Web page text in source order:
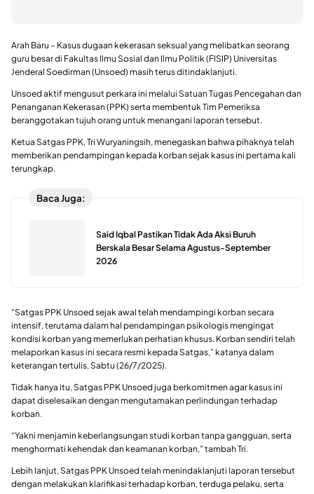
Arah Baru – Kasus dugaan kekerasan seksual yang melibatkan seorang
guru besar di Fakultas Ilmu Sosial dan Ilmu Politik (FISIP) Universitas
Jenderal Soedirman (Unsoed) masih terus ditindaklanjuti.
Unsoed aktif mengusut perkara ini melalui Satuan Tugas Pencegahan dan
Penanganan Kekerasan (PPK) serta membentuk Tim Pemeriksa
beranggotakan tujuh orang untuk menangani laporan tersebut.
Ketua Satgas PPK, Tri Wuryaningsih, menegaskan bahwa pihaknya telah
memberikan pendampingan kepada korban sejak kasus ini pertama kali
terungkap.
Baca Juga:
Said Iqbal Pastikan Tidak Ada Aksi Buruh
Berskala Besar Selama Agustus-September
2026
“Satgas PPK Unsoed sejak awal telah mendampingi korban secara
intensif, terutama dalam hal pendampingan psikologis mengingat
kondisi korban yang memerlukan perhatian khusus. Korban sendiri telah
melaporkan kasus ini secara resmi kepada Satgas,” katanya dalam
keterangan tertulis, Sabtu (26/7/2025).
Tidak hanya itu, Satgas PPK Unsoed juga berkomitmen agar kasus ini
dapat diselesaikan dengan mengutamakan perlindungan terhadap
korban.
“Yakni menjamin keberlangsungan studi korban tanpa gangguan, serta
menghormati kehendak dan keamanan korban,” tambah Tri.
Lebih lanjut, Satgas PPK Unsoed telah menindaklanjuti laporan tersebut
dengan melakukan klarifikasi terhadap korban, terduga pelaku, serta